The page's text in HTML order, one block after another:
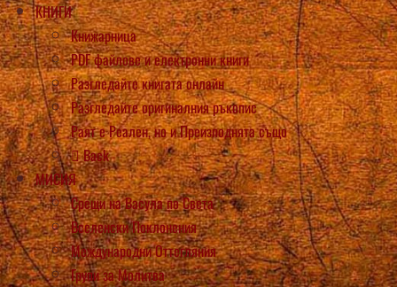
КНИГИ
Книжарница
PDF файлове и електронни книги
Разгледайте книгата онлайн
Разгледайте оригиналния ръкопис
Раят е Реален, но и Преизподнята също
Back
МИСИЯ
Срещи на Васула по Света
Вселенски Поклонения
Международни Оттегляния
Групи за Молитва